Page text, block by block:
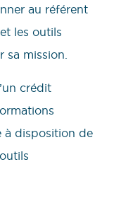
au référent
les outils
sa mission.
crédit
à disposition de